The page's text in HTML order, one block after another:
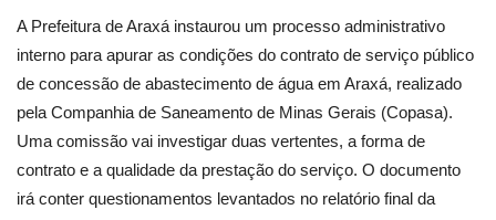
A Prefeitura de Araxá instaurou um processo administrativo
interno para apurar as condições do contrato de serviço público
de concessão de abastecimento de água em Araxá, realizado
pela Companhia de Saneamento de Minas Gerais (Copasa).
Uma comissão vai investigar duas vertentes, a forma de
contrato e a qualidade da prestação do serviço. O documento
irá conter questionamentos levantados no relatório final da